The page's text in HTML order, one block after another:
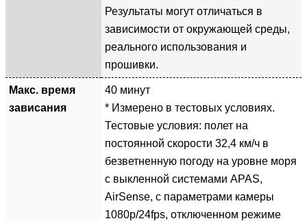
Результаты могут отличаться в
зависимости от окружающей среды,
реального использования и
прошивки.
Макс. время
зависания
40 минут
* Измерено в тестовых условиях.
Тестовые условия: полет на
постоянной скорости 32,4 км/ч в
безветненную погоду на уровне моря
с выкленной системами APAS,
AirSense, с параметрами камеры
1080p/24fps, отключенном режиме